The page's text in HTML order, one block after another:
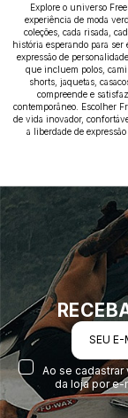
Explore o universo
experiência de moda
coleções, cada risada,
história esperando para
expressão de
que incluem polos,
shorts, jaquetas,
compreende e
contemporâneo. Escolher
de vida inovador,
a liberdade de
SEU E-
Ao se
da loja por